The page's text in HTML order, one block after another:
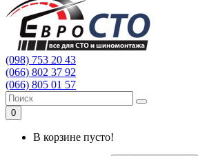
(098) 753 20 43
(066) 802 37 92
(066) 805 01 57
0
В корзине пусто!